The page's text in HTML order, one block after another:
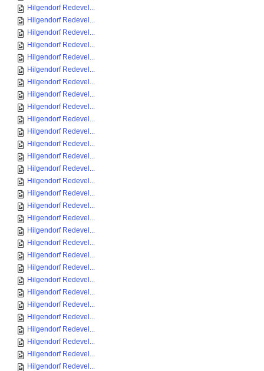
Hilgendorf Redevel...
Hilgendorf Redevel...
Hilgendorf Redevel...
Hilgendorf Redevel...
Hilgendorf Redevel...
Hilgendorf Redevel...
Hilgendorf Redevel...
Hilgendorf Redevel...
Hilgendorf Redevel...
Hilgendorf Redevel...
Hilgendorf Redevel...
Hilgendorf Redevel...
Hilgendorf Redevel...
Hilgendorf Redevel...
Hilgendorf Redevel...
Hilgendorf Redevel...
Hilgendorf Redevel...
Hilgendorf Redevel...
Hilgendorf Redevel...
Hilgendorf Redevel...
Hilgendorf Redevel...
Hilgendorf Redevel...
Hilgendorf Redevel...
Hilgendorf Redevel...
Hilgendorf Redevel...
Hilgendorf Redevel...
Hilgendorf Redevel...
Hilgendorf Redevel...
Hilgendorf Redevel...
Hilgendorf Redevel...